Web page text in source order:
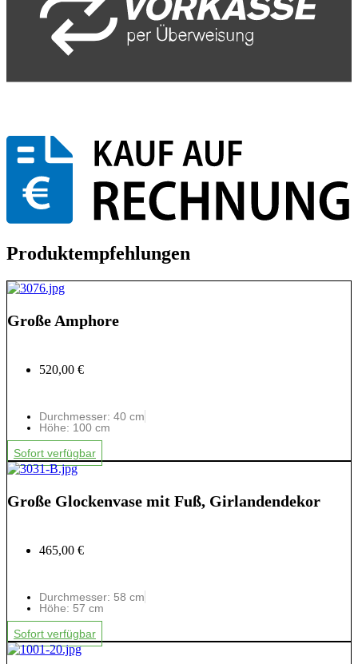
Produktempfehlungen
Große Amphore
520,00 €
Durchmesser: 40 cm
Höhe: 100 cm
Sofort verfügbar
Große Glockenvase mit Fuß, Girlandendekor
465,00 €
Durchmesser: 58 cm
Höhe: 57 cm
Sofort verfügbar